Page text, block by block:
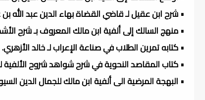
• شرح ابن عقيل لـ قاضي القضاة بهاء الدين عبد الله
• منهج السالك إلى ألفية ابن مالك المعروف بـ شرح
• كتابه تمرين الطلاب في صناعة الإعراب لـ خالد الأزهري.
• كتاب المقاصد النحوية في شرح شواهد شروح الألفية لـ
• البهجة المرضية الی ألفیة ابن مالك للجمال الدین